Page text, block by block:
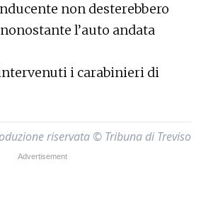
non desterebbero
l’auto andata
i carabinieri di
riservata © Tribuna di Treviso